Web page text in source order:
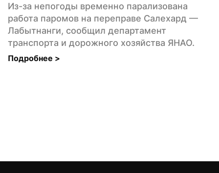
Из-за непогоды временно парализована
работа паромов на переправе Салехард —
Лабытнанги, сообщил департамент
транспорта и дорожного хозяйства ЯНАО.
Подробнее >